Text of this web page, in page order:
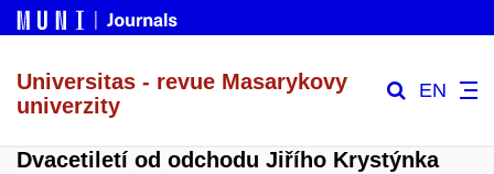
Universitas - revue Masarykovy
univerzity
EN
Dvacetiletí od odchodu Jiřího Krystýnka